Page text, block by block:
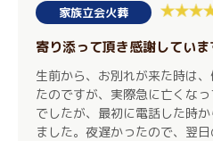
家族立会火葬
寄り添って頂き感謝していま
生前から、お別れが来た時は
たのですが、実際急に亡くな
でしたが、最初に電話した時
ました。夜遅かったので、翌